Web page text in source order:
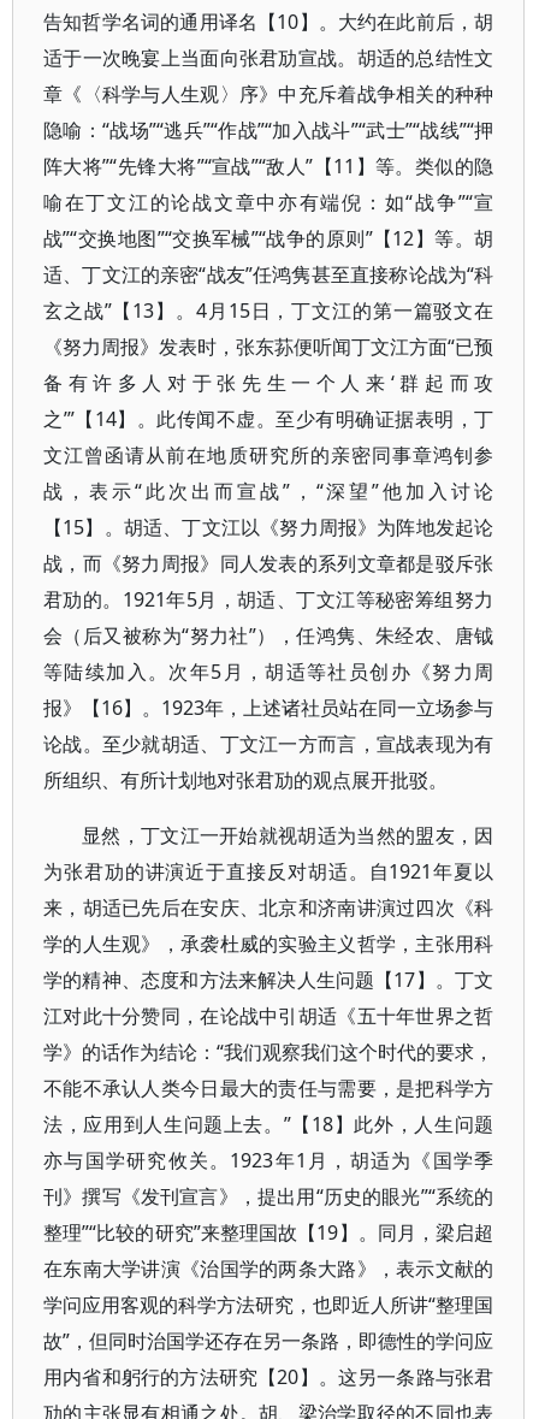
告知哲学名词的通用译名【10】。大约在此前后，胡
适于一次晚宴上当面向张君劢宣战。胡适的总结性文
章《〈科学与人生观〉序》中充斥着战争相关的种种
隐喻：“战场”“逃兵”“作战”“加入战斗”“武士”“战线”“押
阵大将”“先锋大将”“宣战”“敌人”【11】等。类似的隐
喻在丁文江的论战文章中亦有端倪：如“战争”“宣
战”“交换地图”“交换军械”“战争的原则”【12】等。胡
适、丁文江的亲密“战友”任鸿隽甚至直接称论战为“科
玄之战”【13】。4月15日，丁文江的第一篇驳文在
《努力周报》发表时，张东荪便听闻丁文江方面“已预
备有许多人对于张先生一个人来‘群起而攻
之’”【14】。此传闻不虚。至少有明确证据表明，丁
文江曾函请从前在地质研究所的亲密同事章鸿钊参
战，表示“此次出而宣战”，“深望”他加入讨论
【15】。胡适、丁文江以《努力周报》为阵地发起论
战，而《努力周报》同人发表的系列文章都是驳斥张
君劢的。1921年5月，胡适、丁文江等秘密筹组努力
会（后又被称为“努力社”），任鸿隽、朱经农、唐钺
等陆续加入。次年5月，胡适等社员创办《努力周
报》【16】。1923年，上述诸社员站在同一立场参与
论战。至少就胡适、丁文江一方而言，宣战表现为有
所组织、有所计划地对张君劢的观点展开批驳。
显然，丁文江一开始就视胡适为当然的盟友，因
为张君劢的讲演近于直接反对胡适。自1921年夏以
来，胡适已先后在安庆、北京和济南讲演过四次《科
学的人生观》，承袭杜威的实验主义哲学，主张用科
学的精神、态度和方法来解决人生问题【17】。丁文
江对此十分赞同，在论战中引胡适《五十年世界之哲
学》的话作为结论：“我们观察我们这个时代的要求，
不能不承认人类今日最大的责任与需要，是把科学方
法，应用到人生问题上去。”【18】此外，人生问题
亦与国学研究攸关。1923年1月，胡适为《国学季
刊》撰写《发刊宣言》，提出用“历史的眼光”“系统的
整理”“比较的研究”来整理国故【19】。同月，梁启超
在东南大学讲演《治国学的两条大路》，表示文献的
学问应用客观的科学方法研究，也即近人所讲“整理国
故”，但同时治国学还存在另一条路，即德性的学问应
用内省和躬行的方法研究【20】。这另一条路与张君
劢的主张显有相通之处。胡、梁治学取径的不同也表